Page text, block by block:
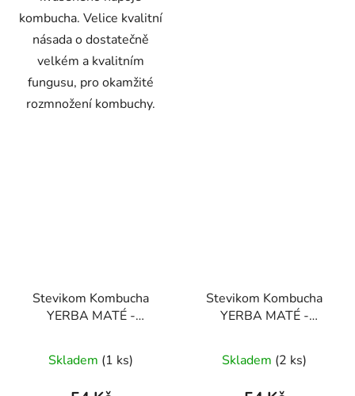
kombucha. Velice kvalitní
násada o dostatečně
velkém a kvalitním
fungusu, pro okamžité
rozmnožení kombuchy.
Stevikom Kombucha
YERBA MATÉ -
Skladem (1 ks)
Stevikom Kombucha
YERBA MATÉ -
Skladem (2 ks)